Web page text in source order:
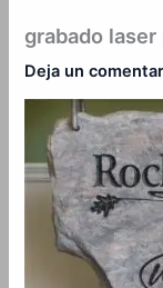
contenido
grabado laser
Deja un